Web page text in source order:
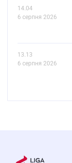
14.04
6 серпня 2026
13.13
6 серпня 2026